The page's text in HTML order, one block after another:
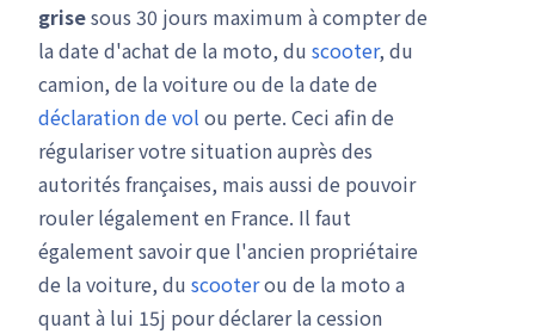
grisesous 30 jours maximum à compter de
la date d'achat de la moto, du scooter, du
camion, de la voiture ou de la date de
déclaration de vol ou perte. Ceci afin de
régulariser votre situation auprès des
autorités françaises, mais aussi de pouvoir
rouler légalement en France. Il faut
également savoir que l'ancien propriétaire
de la voiture, du scooterou de la moto a
quant à lui 15j pour déclarer la cession